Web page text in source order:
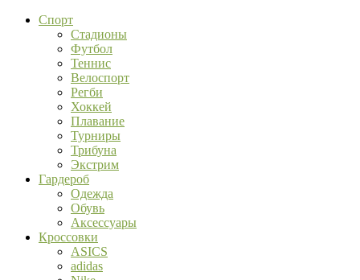
Спорт
Стадионы
Футбол
Теннис
Велоспорт
Регби
Хоккей
Плавание
Турниры
Трибуна
Экстрим
Гардероб
Одежда
Обувь
Аксессуары
Кроссовки
ASICS
adidas